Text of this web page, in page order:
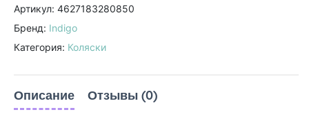
Артикул: 4627183280850
Бренд: Indigo
Категория: Коляски
Описание Отзывы (0)